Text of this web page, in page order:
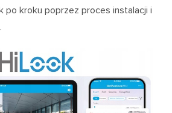
po kroku poprzez proces instalacji i